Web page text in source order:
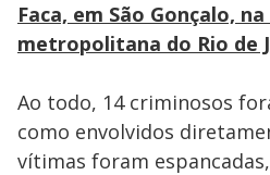
Faca, em São Gonçalo,
metropolitana do Rio de
Ao todo, 14 criminosos
como envolvidos
vítimas foram